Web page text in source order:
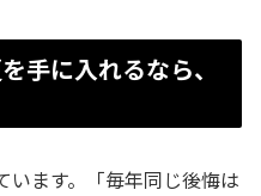
手に入れるなら、
ます。「毎年同じ後悔は